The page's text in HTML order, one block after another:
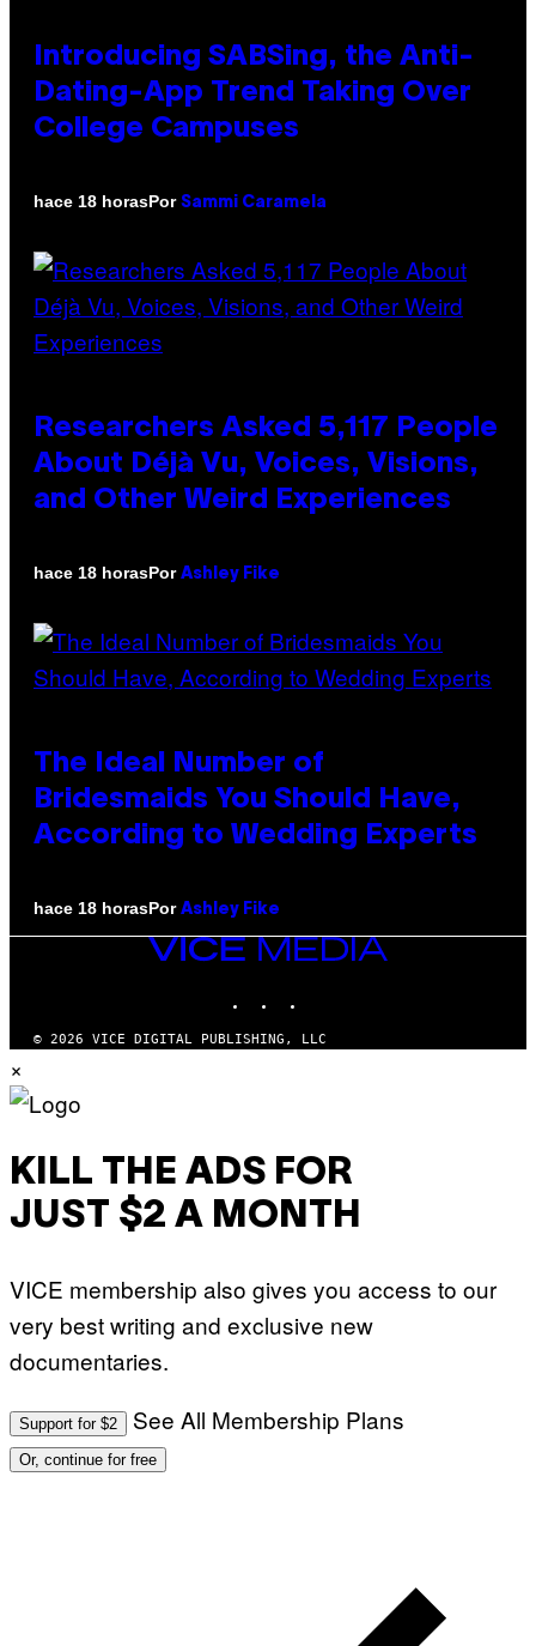
Introducing SABSing, the Anti-
Dating-App Trend Taking Over
College Campuses
hace 18 horasPor Sammi Caramela
Researchers Asked 5,117 People
About Déjà Vu, Voices, Visions,
and Other Weird Experiences
hace 18 horasPor Ashley Fike
The Ideal Number of
Bridesmaids You Should Have,
According to Wedding Experts
hace 18 horasPor Ashley Fike
VICE
MEDIA
© 2026 VICE DIGITAL PUBLISHING, LLC
×
KILL THE ADS FOR
JUST $2 A MONTH
VICE membership also gives you access to our
very best writing and exclusive new
documentaries.
Support for $2 See All Membership Plans
Or, continue for free